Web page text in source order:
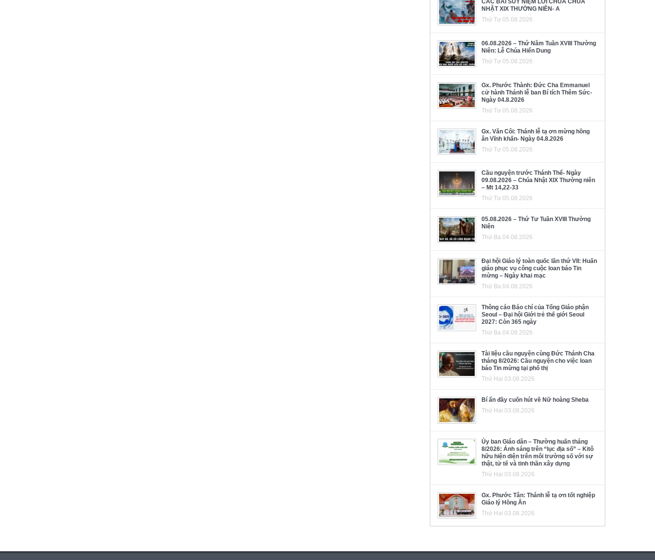
CÁC BÀI SUY NIỆM LỜI CHÚA CHÚA
NHẬT XIX THƯỜNG NIÊN- A
Thứ Tư 05.08.2026
06.08.2026 – Thứ Năm Tuần XVIII Thường
Niên: Lễ Chúa Hiển Dung
Thứ Tư 05.08.2026
Gx. Phước Thành: Đức Cha Emmanuel
cử hành Thánh lễ ban Bí tích Thêm Sức-
Ngày 04.8.2026
Thứ Tư 05.08.2026
Gx. Văn Côi: Thánh lễ tạ ơn mừng hồng
ân Vĩnh khấn- Ngày 04.8.2026
Thứ Tư 05.08.2026
Cầu nguyện trước Thánh Thể- Ngày
09.08.2026 – Chúa Nhật XIX Thường niên
– Mt 14,22-33
Thứ Tư 05.08.2026
05.08.2026 – Thứ Tư Tuần XVIII Thường
Niên
Thứ Ba 04.08.2026
Đại hội Giáo lý toàn quốc lần thứ VII: Huấn
giáo phục vụ công cuộc loan báo Tin
mừng – Ngày khai mạc
Thứ Ba 04.08.2026
Thông cáo Báo chí của Tổng Giáo phận
Seoul – Đại hội Giới trẻ thế giới Seoul
2027: Còn 365 ngày
Thứ Ba 04.08.2026
Tài liệu cầu nguyện cùng Đức Thánh Cha
tháng 8/2026: Cầu nguyện cho việc loan
báo Tin mừng tại phố thị
Thứ Hai 03.08.2026
Bí ẩn đầy cuốn hút về Nữ hoàng Sheba
Thứ Hai 03.08.2026
Ủy ban Giáo dân – Thường huấn tháng
8/2026: Ánh sáng trên “lục địa số” – Kitô
hữu hiện diện trên môi trường số với sự
thật, tử tế và tinh thần xây dựng
Thứ Hai 03.08.2026
Gx. Phước Tân: Thánh lễ tạ ơn tốt nghiệp
Giáo lý Hồng Ân
Thứ Hai 03.08.2026